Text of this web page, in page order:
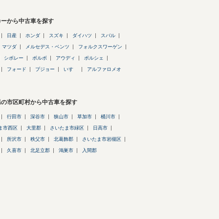
ーから中古車を探す
日産 ホンダ スズキ ダイハツ スバル
マツダ メルセデス・ベンツ フォルクスワーゲン
シボレー ボルボ アウディ ポルシェ
フォード プジョー いすゞ アルファロメオ
市区町村から中古車を探す
行田市 深谷市 狭山市 草加市 桶川市
市西区 大里郡 さいたま市緑区 日高市
所沢市 秩父市 北葛飾郡 さいたま市岩槻区
久喜市 北足立郡 鴻巣市 入間郡